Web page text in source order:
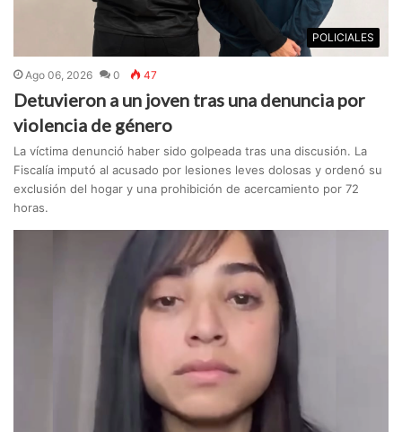
POLICIALES
Ago 06, 2026 0 47
Detuvieron a un joven tras una denuncia por
violencia de género
La víctima denunció haber sido golpeada tras una discusión. La
Fiscalía imputó al acusado por lesiones leves dolosas y ordenó su
exclusión del hogar y una prohibición de acercamiento por 72
horas.